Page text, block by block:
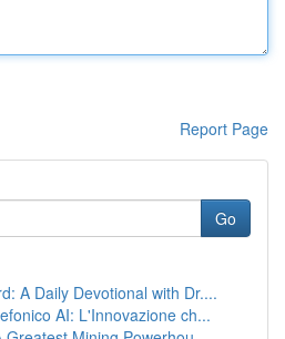
Report Page
Go
A Daily Devotional with Dr....
AI: L'Innovazione ch...